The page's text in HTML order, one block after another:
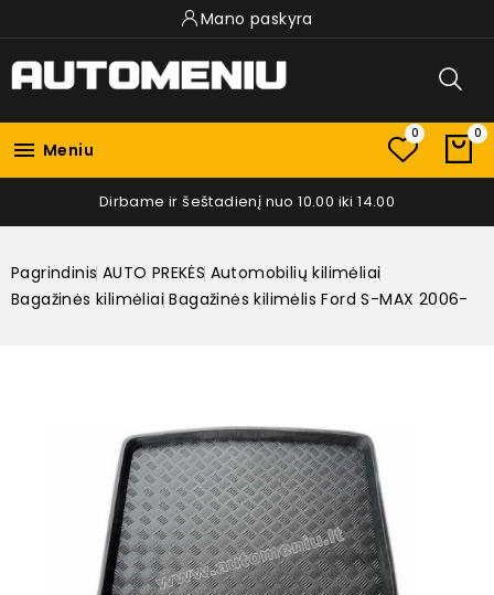
Mano paskyra
 Meniu
0 0
Dirbame ir šeštadienį nuo 10.00 iki 14.00
Pagrindinis AUTO PREKĖS Automobilių kilimėliai
Bagažinės kilimėliai Bagažinės kilimėlis Ford S-MAX 2006-